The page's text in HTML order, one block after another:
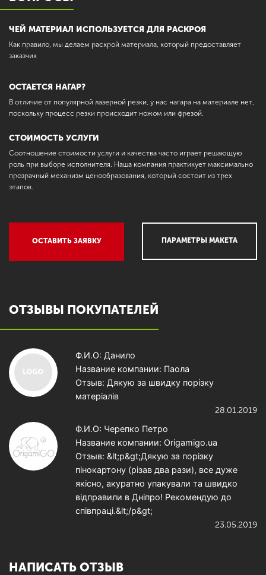
ЧЕЙ МАТЕРИАЛ ИСПОЛЬЗУЕТСЯ ДЛЯ РАСКРОЯ
Как правило, мы делаем раскрой материала, который предоставляет
заказчик
ОСТАЕТСЯ НАГАР?
В отличие от популярной лазерной резки, у нас нагара на материале нет,
поскольку процесс резки происходит ножом или фрезой.
СТОИМОСТЬ УСЛУГИ
Соотношение стоимости услуги и качества часто играет решающую
роль при выборе исполнителя. Наша компания практикует максимально
прозрачный механизм ценообразования, который состоит из трех
этапов.
ОСТАВИТЬ ЗАЯВКУ ПАРАМЕТРЫ МАКЕТА
ОТЗЫВЫ ПОКУПАТЕЛЕЙ
Ф.И.О: Данило
Название компании: Паола
Отзыв: Дякую за швидку порізку
матеріалів
28.01.2019
Ф.И.О: Черепко Петро
Название компании: Origamigo.ua
Отзыв: &lt;p&gt;Дякую за порізку
пінокартону (різав два рази), все дуже
якісно, акуратно упакували та швидко
відправили в Дніпро! Рекомендую до
співпраці.&lt;/p&gt;
23.05.2019
НАПИСАТЬ ОТЗЫВ